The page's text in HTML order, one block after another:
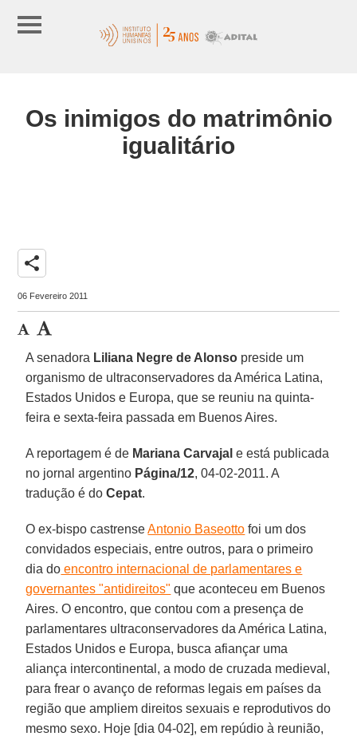
Os inimigos do matrimônio
igualitário
share
06 Fevereiro 2011
A senadora Liliana Negre de Alonso preside um
organismo de ultraconservadores da América Latina,
Estados Unidos e Europa, que se reuniu na quinta-
feira e sexta-feira passada em Buenos Aires.
A reportagem é de Mariana Carvajal e está publicada
no jornal argentino Página/12, 04-02-2011. A
tradução é doCepat.
O ex-bispo castrenseAntonio Baseotto foi um dos
convidados especiais, entre outros, para o primeiro
dia do encontro internacional de parlamentares e
governantes "antidireitos" que aconteceu em Buenos
Aires. O encontro, que contou com a presença de
parlamentares ultraconservadores da América Latina,
Estados Unidos e Europa, busca afiançar uma
aliança intercontinental, a modo de cruzada medieval,
para frear o avanço de reformas legais em países da
região que ampliem direitos sexuais e reprodutivos do
mesmo sexo. Hoje [dia 04-02], em repúdio à reunião,